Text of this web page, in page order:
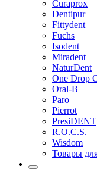
Curaprox
Dentipur
Fittydent
Fuchs
Isodent
Miradent
NaturDent
One Drop
Oral-B
Paro
Pierrot
PresiDENT
R.O.C.S.
Wisdom
Товары